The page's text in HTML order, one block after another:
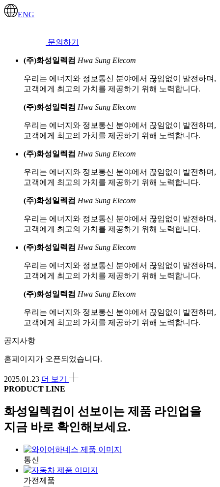
ENG
문의하기
(주)화성일렉컴 Hwa Sung Elecom
우리는 에너지와 정보통신 분야에서 끊임없이 발전하며,
고객에게 최고의 가치를 제공하기 위해 노력합니다.
(주)화성일렉컴 Hwa Sung Elecom
우리는 에너지와 정보통신 분야에서 끊임없이 발전하며,
고객에게 최고의 가치를 제공하기 위해 노력합니다.
(주)화성일렉컴 Hwa Sung Elecom
우리는 에너지와 정보통신 분야에서 끊임없이 발전하며,
고객에게 최고의 가치를 제공하기 위해 노력합니다.
(주)화성일렉컴 Hwa Sung Elecom
우리는 에너지와 정보통신 분야에서 끊임없이 발전하며,
고객에게 최고의 가치를 제공하기 위해 노력합니다.
(주)화성일렉컴 Hwa Sung Elecom
우리는 에너지와 정보통신 분야에서 끊임없이 발전하며,
고객에게 최고의 가치를 제공하기 위해 노력합니다.
(주)화성일렉컴 Hwa Sung Elecom
우리는 에너지와 정보통신 분야에서 끊임없이 발전하며,
고객에게 최고의 가치를 제공하기 위해 노력합니다.
공지사항
홈페이지가 오픈되었습니다.
2025.01.23 더 보기
PRODUCT LINE
화성일렉컴이 선보이는 제품 라인업을
지금 바로 확인해보세요.
통신
가전제품